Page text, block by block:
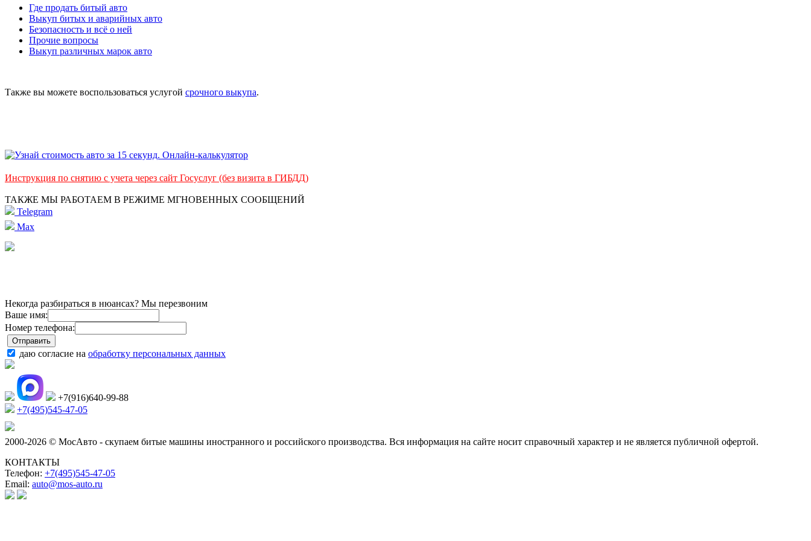
Где продать битый авто
Выкуп битых и аварийных авто
Безопасность и всё о ней
Прочие вопросы
Выкуп различных марок авто
Также вы можете воспользоваться услугой срочного выкупа.
Инструкция по снятию с учета через сайт Госуслуг (без визита в ГИБДД)
ТАКЖЕ МЫ РАБОТАЕМ В РЕЖИМЕ МГНОВЕННЫХ СООБЩЕНИЙ
Telegram
Max
Некогда разбираться в нюансах? Мы перезвоним
Ваше имя:
Номер телефона:
даю согласие на обработку персональных данных
+7(916)640-99-88
+7(495)545-47-05
2000-2026 © МосАвто - скупаем битые машины иностранного и российского производства. Вся информация на сайте носит справочный характер и не является публичной офертой.
КОНТАКТЫ
Телефон: +7(495)545-47-05
Email: auto@mos-auto.ru